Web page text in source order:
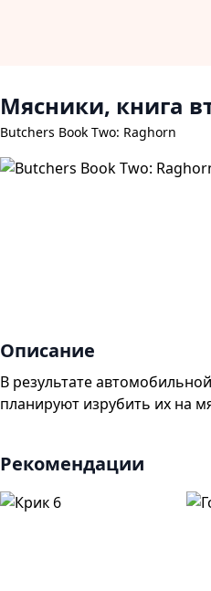
Мясники, книга
Butchers Book Two: Raghorn
Описание
В результате
планируют изрубить их на
Рекомендации